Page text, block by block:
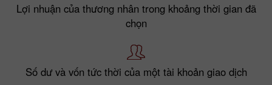
Lợi nhuận của thương nhân trong khoảng thời gian đã
chọn
Số dư và vốn tức thời của một tài khoản giao dịch